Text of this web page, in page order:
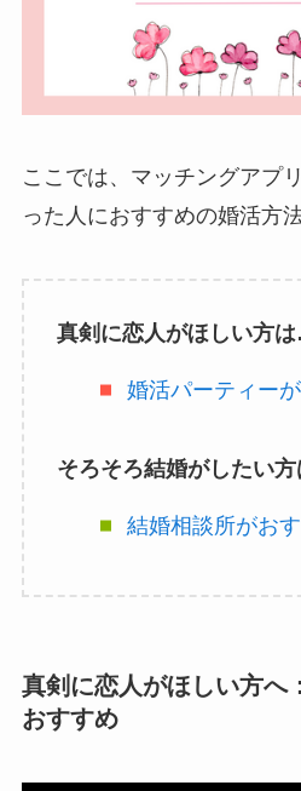
ここでは、マッチングアプ
った人におすすめの婚活方
真剣に恋人がほしい方
婚活パーティー
そろそろ結婚がしたい
結婚相談所がお
真剣に恋人がほしい方へ
おすすめ